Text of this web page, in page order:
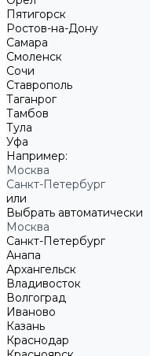
Пятигорск
Ростов-на-Дону
Самара
Смоленск
Сочи
Ставрополь
Таганрог
Тамбов
Тула
Уфа
Например:
Москва
Санкт-Петербург
или
Выбрать автоматически
Москва
Санкт-Петербург
Анапа
Архангельск
Владивосток
Волгоград
Иваново
Казань
Краснодар